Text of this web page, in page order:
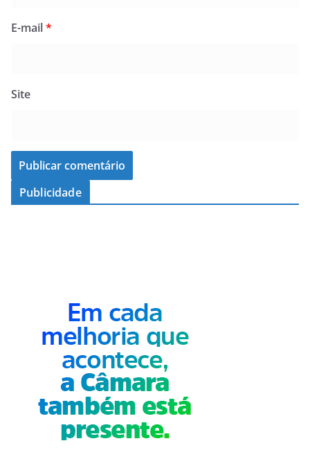
E-mail*
Site
Publicidade